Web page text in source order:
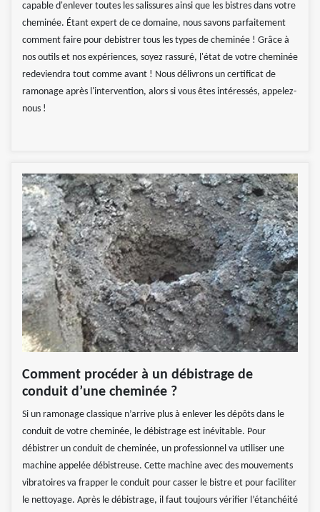
capable d'enlever toutes les salissures ainsi que les bistres dans votre
cheminée. Étant expert de ce domaine, nous savons parfaitement
comment faire pour debistrer tous les types de cheminée ! Grâce à
nos outils et nos expériences, soyez rassuré, l'état de votre cheminée
redeviendra tout comme avant ! Nous délivrons un certificat de
ramonage après l'intervention, alors si vous êtes intéressés, appelez-
nous !
Comment procéder à un débistrage de
conduit d’une cheminée ?
Si un ramonage classique n’arrive plus à enlever les dépôts dans le
conduit de votre cheminée, le débistrage est inévitable. Pour
débistrer un conduit de cheminée, un professionnel va utiliser une
machine appelée débistreuse. Cette machine avec des mouvements
vibratoires va frapper le conduit pour casser le bistre et pour faciliter
le nettoyage. Après le débistrage, il faut toujours vérifier l’étanchéité